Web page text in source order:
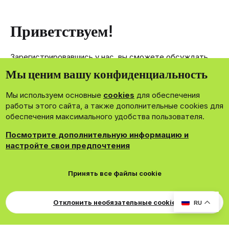
RU
Приветствуем!
Зарегистрировавшись у нас, вы сможете обсуждать,
членам нашего сообщества.
Зарегистрироваться сейчас!
DohTheme
Cookies Russian Обратная связь
Поддержка
Для правообладателей
EN Soundmain
Условия и правила
Политика конфиденциальности
S
Мы ценим вашу конфиденциальность
Мы используем основные cookies для обеспечения
работы этого сайта, а также дополнительные cookies для
обеспечения максимального удобства пользователя.
Посмотрите дополнительную информацию и
настройте свои предпочтения
Принять все файлы cookie
Отклонить необязательные cookie